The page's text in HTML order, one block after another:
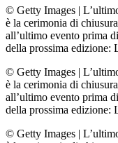
© Getty Images |
è la cerimonia di
all’ultimo evento prima
della prossima edizione:
© Getty Images |
è la cerimonia di
all’ultimo evento prima
della prossima edizione:
© Getty Images |